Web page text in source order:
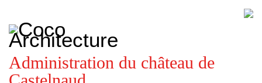
Architecture
architecture,
urbanisme,
etc.
Administration du château de